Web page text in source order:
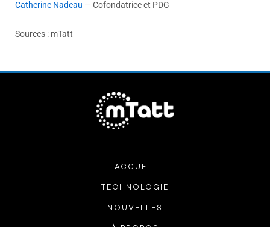
Catherine Nadeau — Cofondatrice et PDG
Sources : mTatt
ACCUEIL
TECHNOLOGIE
NOUVELLES